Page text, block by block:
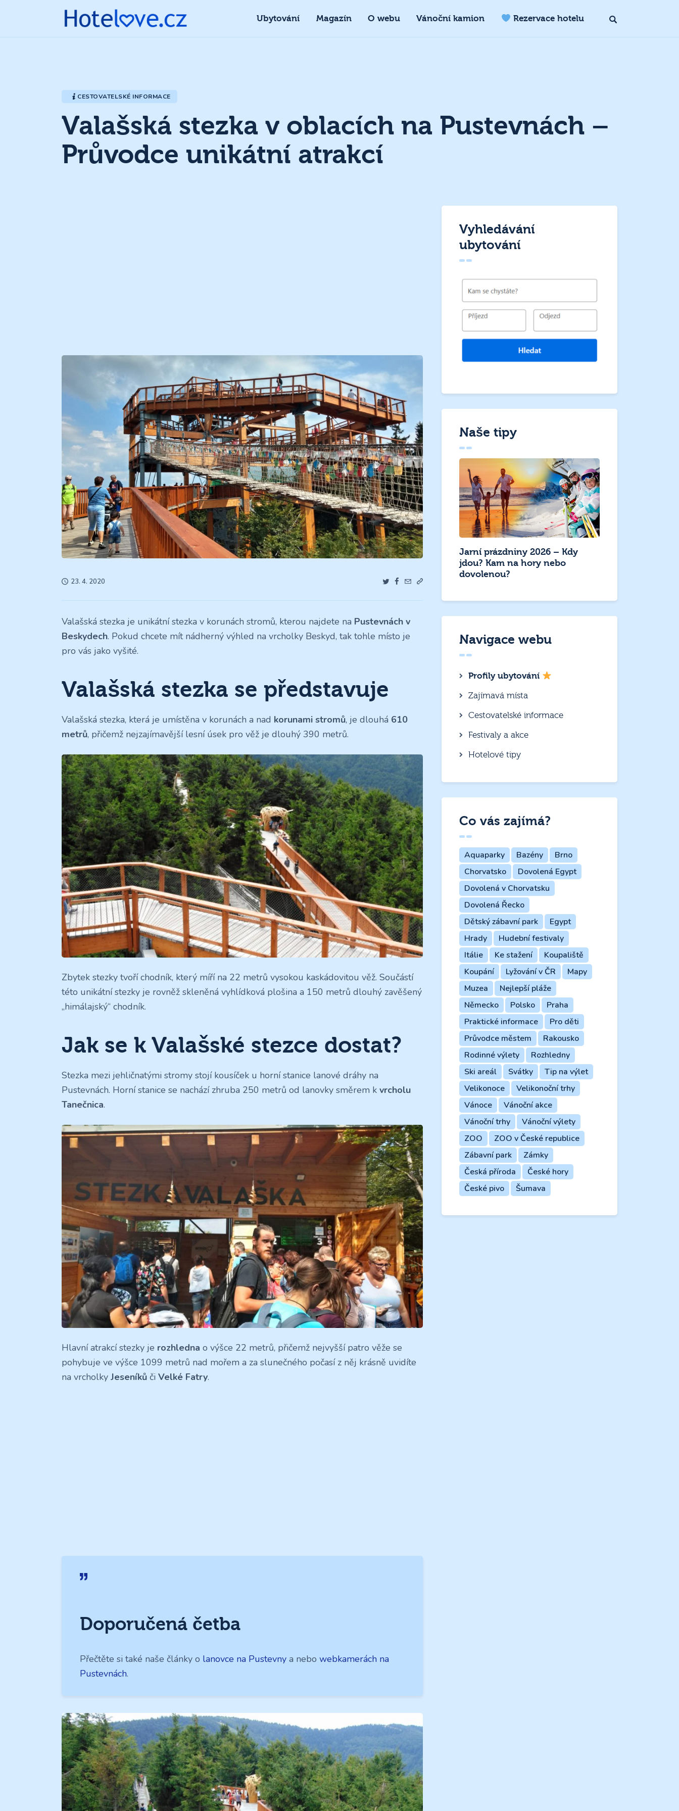
Ubytování Magazín O webu Vánoční kamion Rezervace hotelu
CESTOVATELSKÉ INFORMACE
Valašská stezka v oblacích na Pustevnách –
Průvodce unikátní atrakcí
23. 4. 2020
Valašská stezka je unikátní stezka v korunách stromů, kterou najdete na Pustevnách v
Beskydech. Pokud chcete mít nádherný výhled na vrcholky Beskyd, tak tohle místo je
pro vás jako vyšité.
Valašská stezka se představuje
Valašská stezka, která je umístěna v korunách a nad korunami stromů, je dlouhá 610
metrů, přičemž nejzajímavější lesní úsek pro věž je dlouhý 390 metrů.
Zbytek stezky tvoří chodník, který míří na 22 metrů vysokou kaskádovitou věž. Součástí
této unikátní stezky je rovněž skleněná vyhlídková plošina a 150 metrů dlouhý zavěšený
„himálajský“ chodník.
Jak se k Valašské stezce dostat?
Stezka mezi jehličnatými stromy stojí kousíček u horní stanice lanové dráhy na
Pustevnách. Horní stanice se nachází zhruba 250 metrů od lanovky směrem k vrcholu
Tanečnica.
Hlavní atrakcí stezky je rozhledna o výšce 22 metrů, přičemž nejvyšší patro věže se
pohybuje ve výšce 1099 metrů nad mořem a za slunečného počasí z něj krásně uvidíte
na vrcholky Jeseníků či Velké Fatry.
Doporučená četba
Přečtěte si také naše články o lanovce na Pustevny a nebo webkamerách na
Pustevnách.
Vyhledávání
ubytování
Naše tipy
Jarní prázdniny 2026 – Kdy
jdou? Kam na hory nebo
dovolenou?
Navigace webu
Profily ubytování
Zajímavá místa
Cestovatelské informace
Festivaly a akce
Hotelové tipy
Co vás zajímá?
Aquaparky Bazény
Brno
Chorvatsko
Dovolená Egypt
Dovolená v Chorvatsku
Dovolená Řecko
Dětský zábavní park
Egypt
Hrady
Hudební festivaly
Itálie
Ke stažení
Koupaliště
Koupání
Lyžování v ČR
Mapy
Muzea
Nejlepší pláže
Německo
Polsko
Praha
Praktické informace
Pro děti
Průvodce městem
Rakousko
Rodinné výlety
Rozhledny
Ski areál
Svátky
Tip na výlet
Velikonoce
Velikonoční trhy
Vánoce
Vánoční akce
Vánoční trhy
Vánoční výlety
ZOO
ZOO v České republice
Zábavní park
Zámky
Česká příroda
České hory
České pivo
Šumava